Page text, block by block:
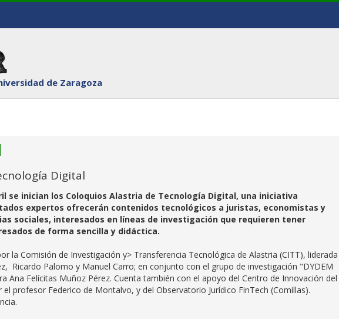
de Zaragoza
Digital
se inician los Coloquios Alastria de Tecnología Digital, una iniciativa
expertos ofrecerán contenidos tecnológicos a juristas, economistas y
sociales, interesados en líneas de investigación que requieren tener
de forma sencilla y didáctica.
la Comisión de Investigación y> Transferencia Tecnológica de Alastria (CITT), liderada
Ricardo Palomo y Manuel Carro; en conjunto con el grupo de investigación "DYDEM
Ana Felícitas Muñoz Pérez. Cuenta también con el apoyo del Centro de Innovación del
el profesor Federico de Montalvo, y del Observatorio Jurídico FinTech (Comillas).